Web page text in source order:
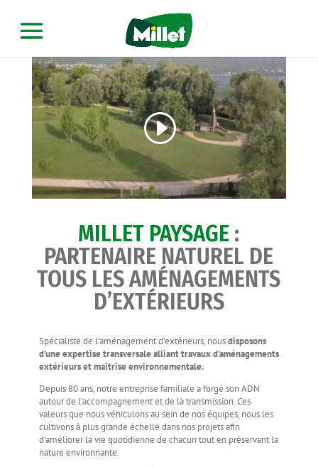
MILLET PAYSAGE :
PARTENAIRE NATUREL DE
TOUS LES AMÉNAGEMENTS
D’EXTÉRIEURS
Spécialiste de l’aménagement d’extérieurs, nousdisposons
d’une expertise transversale alliant travaux d’aménagements
extérieurs et maîtrise environnementale.
Depuis 80 ans, notre entreprise familiale a forgé son ADN
autour de l’accompagnement et de la transmission. Ces
valeurs que nous véhiculons au sein de nos équipes, nous les
cultivons à plus grande échelle dans nos projets afin
d’améliorer la vie quotidienne de chacun tout en préservant la
nature environnante.